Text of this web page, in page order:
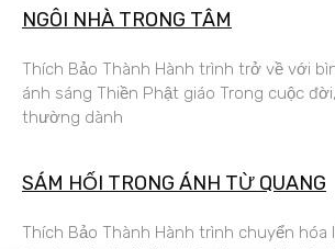
NGÔI NHÀ TRONG TÂM
Thích Bảo Thành Hành trình trở về với
ánh sáng Thiền Phật giáo Trong cuộc
thường dành
SÁM HỐI TRONG ÁNH TỪ QUANG
Thích Bảo Thành Hành trình chuyển hóa